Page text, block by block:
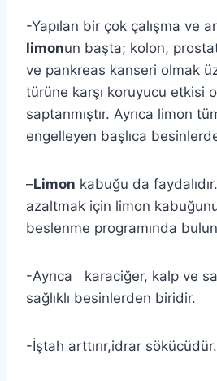
-Yapılan bir çok çalışma ve
limonun başta; kolon,
ve pankreas kanseri olmak
türüne karşı koruyucu etkisi
saptanmıştır. Ayrıca limon
engelleyen başlıca
–Limon kabuğu da
azaltmak için limon
beslenme programında
-Ayrıca karaciğer, kalp ve
sağlıklı besinlerden biridir.
-İştah arttırır,idrar